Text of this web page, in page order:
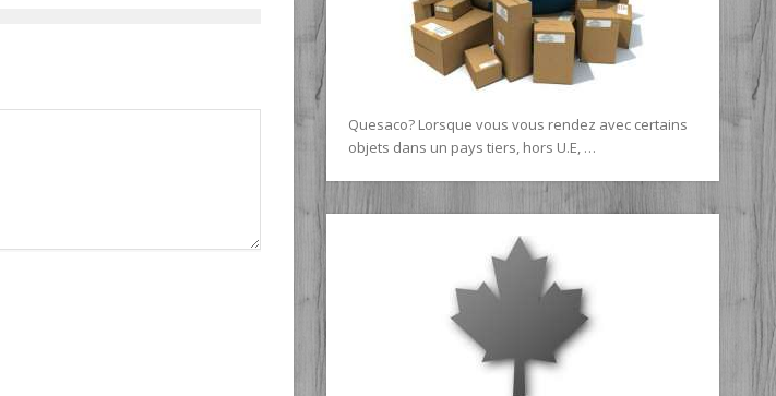
Quesaco? Lorsque vous vous rendez avec certains
objets dans un pays tiers, hors U.E, …